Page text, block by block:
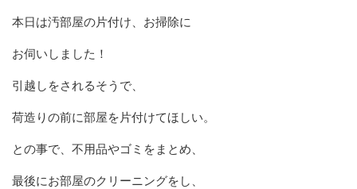
本日は汚部屋の片付け、お掃除に
お伺いしました！
引越しをされるそうで、
荷造りの前に部屋を片付けてほしい。
との事で、不用品やゴミをまとめ、
最後にお部屋のクリーニングをし、